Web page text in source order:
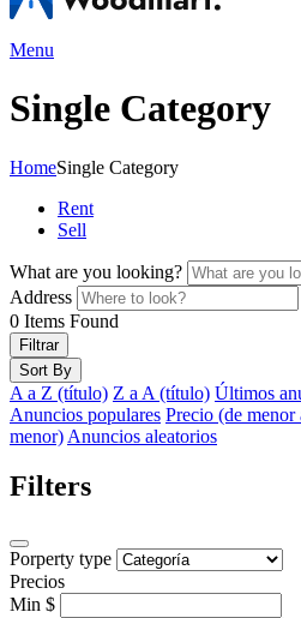
Menu
Single Category
HomeSingle Category
Rent
Sell
What are you looking?
Address
0 Items Found
Filtrar
Sort By
A a Z (título) Z a A (título) Últimos
Anuncios populares Precio (de menor
menor) Anuncios aleatorios
Filters
Porperty type
Precios
Min $